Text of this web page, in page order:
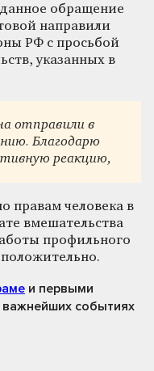
обращение
направили
РФ с просьбой
указанных в
отправили в
Благодарю
реакцию,
правам человека в
вмешательства
профильного
и первыми
важнейших событиях